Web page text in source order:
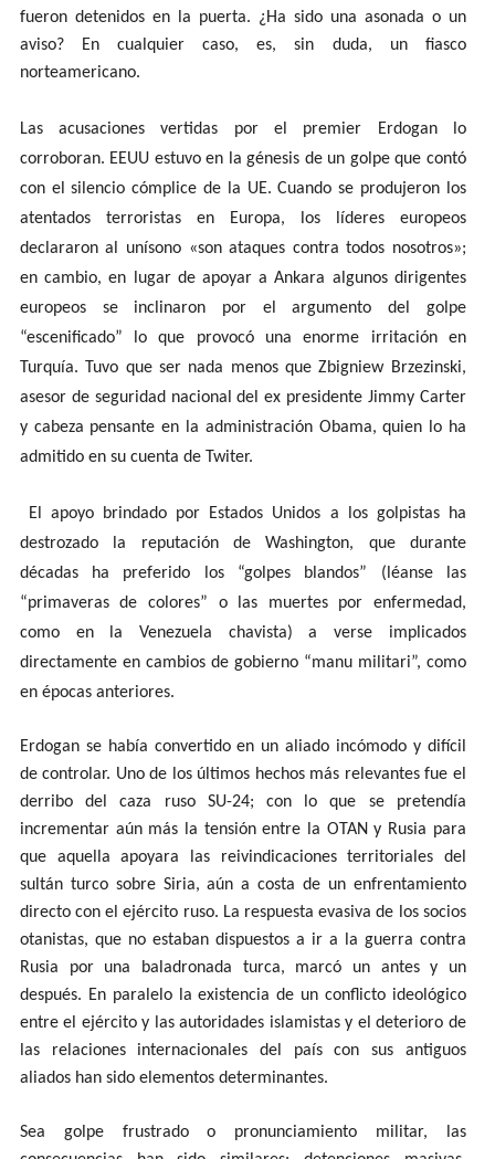
fueron detenidos en la puerta. ¿Ha sido una asonada o un
aviso? En cualquier caso, es, sin duda, un fiasco
norteamericano.
Las acusaciones vertidas por el premier Erdogan lo
corroboran. EEUU estuvo en la génesis de un golpe que contó
con el silencio cómplice de la UE. Cuando se produjeron los
atentados terroristas en Europa, los líderes europeos
declararon al unísono «son ataques contra todos nosotros»;
en cambio, en lugar de apoyar a Ankara algunos dirigentes
europeos se inclinaron por el argumento del golpe
“escenificado” lo que provocó una enorme irritación en
Turquía. Tuvo que ser nada menos queZbigniew Brzezinski,
asesor de seguridad nacional del ex presidente Jimmy Carter
y cabeza pensante en la administración Obama, quien lo ha
admitido en su cuenta de Twiter.
El apoyo brindado por Estados Unidos a los golpistas ha
destrozado la reputación de Washington, que durante
décadas ha preferido los “golpes blandos” (léanse las
“primaveras de colores” o las muertes por enfermedad,
como en la Venezuela chavista) a verse implicados
directamente en cambios de gobierno “manu militari”, como
en épocas anteriores.
Erdogan se había convertido en un aliado incómodo y difícil
de controlar. Uno de los últimos hechos más relevantes fue el
derribo del caza ruso SU-24; con lo que se pretendía
incrementar aún más la tensión entre la OTAN y Rusia para
que aquella apoyara las reivindicaciones territoriales del
sultán turco sobre Siria, aún a costa de un enfrentamiento
directo con el ejército ruso. La respuesta evasiva de los socios
otanistas, que no estaban dispuestos a ir a la guerra contra
Rusia por una baladronada turca, marcó un antes y un
después. En paralelo la existencia de un conflicto ideológico
entre el ejército y las autoridades islamistas y el deterioro de
las relaciones internacionales del país con sus antiguos
aliados han sido elementos determinantes.
Sea golpe frustrado o pronunciamiento militar, las